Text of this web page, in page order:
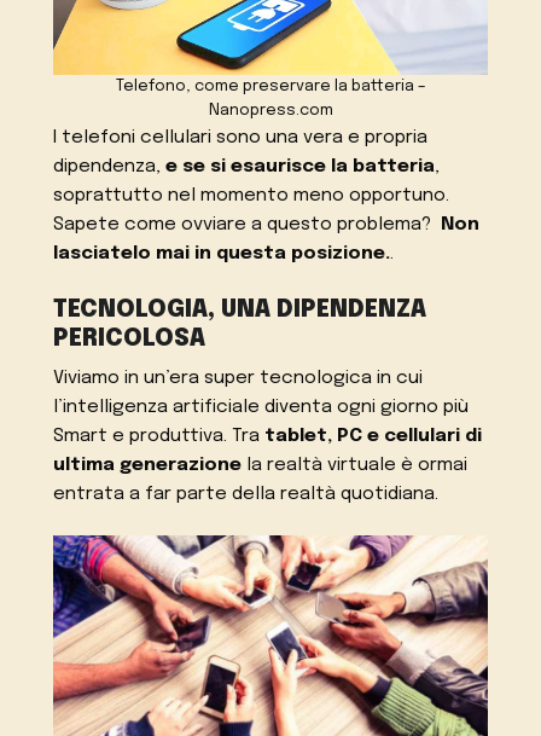
Telefono, come preservare la batteria –
Nanopress.com
I telefoni cellulari sono una vera e propria
dipendenza,e se si esaurisce la batteria,
soprattutto nel momento meno opportuno.
Sapete come ovviare a questo problema?
Non
lasciatelo mai in questa posizione..
TECNOLOGIA, UNA DIPENDENZA
PERICOLOSA
Viviamo in un’era super tecnologica in cui
l’intelligenza artificiale diventa ogni giorno più
Smart e produttiva. Tra tablet, PC e cellulari di
ultima generazione la realtà virtuale è ormai
entrata a far parte della realtà quotidiana.